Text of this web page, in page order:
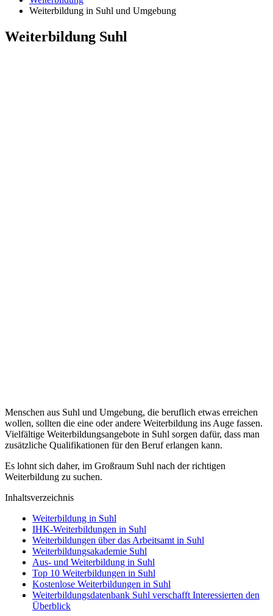
Weiterbildung in Suhl und Umgebung
Weiterbildung Suhl
Menschen aus Suhl und Umgebung, die beruflich etwas erreichen
wollen, sollten die eine oder andere Weiterbildung ins Auge fassen.
Vielfältige Weiterbildungsangebote in Suhl sorgen dafür, dass man
zusätzliche Qualifikationen für den Beruf erlangen kann.
Es lohnt sich daher, im Großraum Suhl nach der richtigen
Weiterbildung zu suchen.
Inhaltsverzeichnis
Weiterbildung in Suhl
IHK-Weiterbildungen in Suhl
Weiterbildungen über das Arbeitsamt in Suhl
Weiterbildungsakademie Suhl
Aus- und Weiterbildung in Suhl
Top 10 Weiterbildungen in Suhl
Kostenlose Weiterbildungen in Suhl
Weiterbildungsdatenbank Suhl verschafft Interessierten den
Überblick